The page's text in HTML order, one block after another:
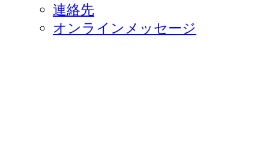
連絡先
オンラインメッセージ